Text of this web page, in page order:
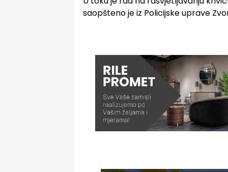
saopšteno je iz Policijske uprave